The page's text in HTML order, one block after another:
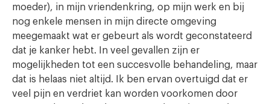
moeder), in mijn vriendenkring, op mijn werk en bij
nog enkele mensen in mijn directe omgeving
meegemaakt wat er gebeurt als wordt geconstateerd
dat je kanker hebt. In veel gevallen zijn er
mogelijkheden tot een succesvolle behandeling, maar
dat is helaas niet altijd. Ik ben ervan overtuigd dat er
veel pijn en verdriet kan worden voorkomen door